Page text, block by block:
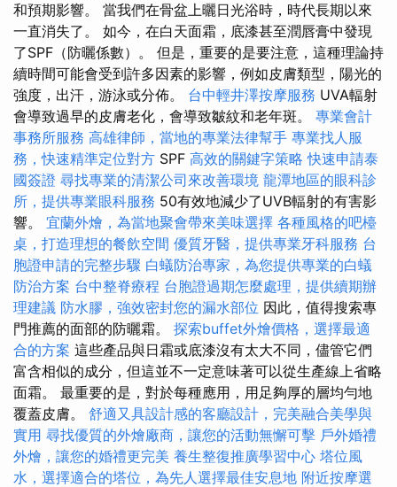
和預期影響。 當我們在骨盆上曬日光浴時，時代長期以來
一直消失了。 如今，在白天面霜，底漆甚至潤唇膏中發現
了SPF（防曬係數）。 但是，重要的是要注意，這種理論持
續時間可能會受到許多因素的影響，例如皮膚類型，陽光的
強度，出汗，游泳或分佈。 台中輕井澤按摩服務 UVA輻射
會導致過早的皮膚老化，會導致皺紋和老年斑。 專業會計
事務所服務 高雄律師，當地的專業法律幫手 專業找人服
務，快速精準定位對方 SPF 高效的關鍵字策略 快速申請泰
國簽證 尋找專業的清潔公司來改善環境 龍潭地區的眼科診
所，提供專業眼科服務 50有效地減少了UVB輻射的有害影
響。 宜蘭外燴，為當地聚會帶來美味選擇 各種風格的吧檯
桌，打造理想的餐飲空間 優質牙醫，提供專業牙科服務 台
胞證申請的完整步驟 白蟻防治專家，為您提供專業的白蟻
防治方案 台中整脊療程 台胞證過期怎麼處理，提供續期辦
理建議 防水膠，強效密封您的漏水部位 因此，值得搜索專
門推薦的面部的防曬霜。 探索buffet外燴價格，選擇最適
合的方案 這些產品與日霜或底漆沒有太大不同，儘管它們
富含相似的成分，但這並不一定意味著可以從生產線上省略
面霜。 最重要的是，對於每種應用，用足夠厚的層均勻地
覆蓋皮膚。 舒適又具設計感的客廳設計，完美融合美學與
實用 尋找優質的外燴廠商，讓您的活動無懈可擊 戶外婚禮
外燴，讓您的婚禮更完美 養生整復推廣學習中心 塔位風
水，選擇適合的塔位，為先人選擇最佳安息地 附近按摩選